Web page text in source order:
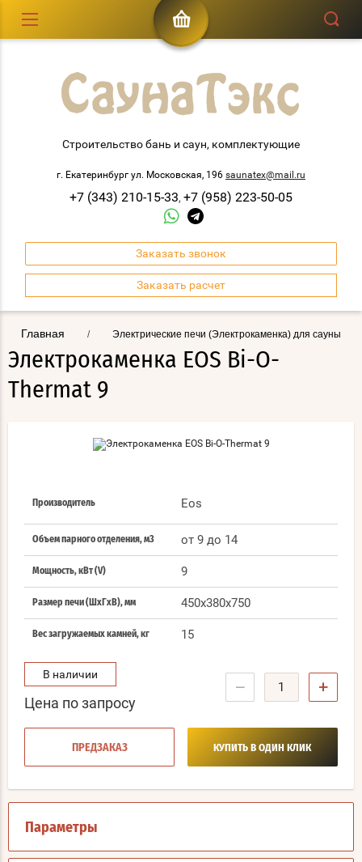
Строительство бань и саун, комплектующие
г. Екатеринбург ул. Московская, 196 saunatex@mail.ru
+7 (343) 210-15-33, +7 (958) 223-50-05
Заказать звонок
Заказать расчет
Главная / Электрические печи (Электрокаменка) для сауны
Электрокаменка EOS Bi-O-
Thermat 9
Производитель Eos
Объем парного отделения, м3 от 9 до 14
Мощность, кВт (V) 9
Размер печи (ШхГхВ), мм 450x380x750
Вес загружаемых камней, кг 15
В наличии
Цена по запросу
− +
ПРЕДЗАКАЗ КУПИТЬ В ОДИН КЛИК
Параметры